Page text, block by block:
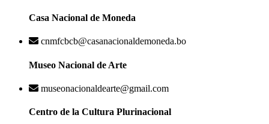
Casa Nacional de Moneda
cnmfcbcb@casanacionaldemoneda.bo
Museo Nacional de Arte
museonacionaldearte@gmail.com
Centro de la Cultura Plurinacional